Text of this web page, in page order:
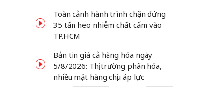
Toàn cảnh hành trình chặn đứng
35 tấn heo nhiễm chất cấm vào
TP.HCM
Bản tin giá cả hàng hóa ngày
5/8/2026: Thị trường phân hóa,
nhiều mặt hàng chịu áp lực